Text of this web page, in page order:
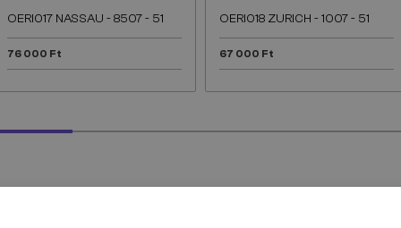
OERI017 NASSAU - 8507 - 51
76 000 Ft
OERI018 ZURICH - 1007 - 51
67 000 Ft